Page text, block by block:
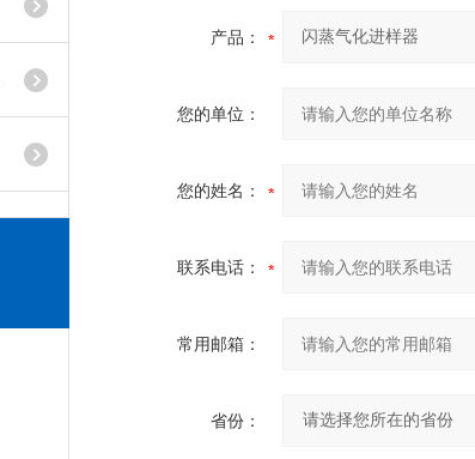
产品：
您的单位：
您的姓名：
联系电话：
常用邮箱：
省份：